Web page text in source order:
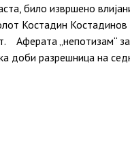
било извршено
Костадин
Аферата „непотизам“
доби разрешница на